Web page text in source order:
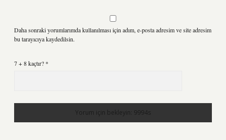
Daha sonraki yorumlarımda kullanılması için adım, e-posta adresim ve site adresim
bu tarayıcıya kaydedilsin.
7 + 8 kaçtır? *